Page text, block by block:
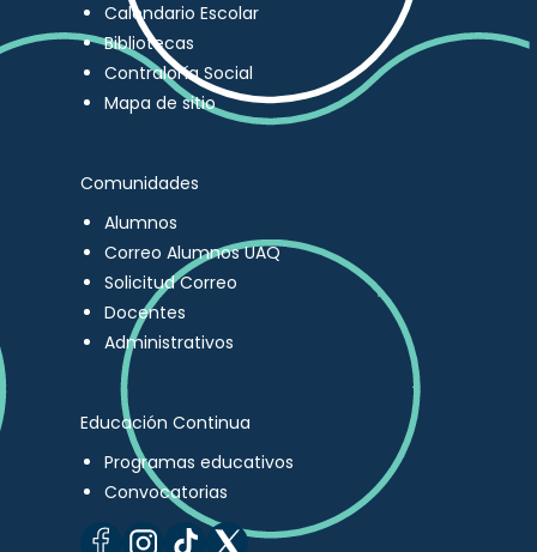
Calendario Escolar
Bibliotecas
Contraloría Social
Mapa de sitio
Comunidades
Alumnos
Correo Alumnos UAQ
Solicitud Correo
Docentes
Administrativos
Educación Continua
Programas educativos
Convocatorias